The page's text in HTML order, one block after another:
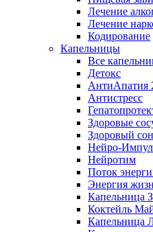
Лечение
Лечение
Кодирование
Капельницы
Все
Детокс
АнтиАпатия
Антистресс
Здоровые
Здоровый сон
Нейро-
Нейротим
Поток
Энергия
Капельница
Коктейль
Капельница